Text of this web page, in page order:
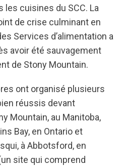
les cuisines du SCC. La
de crise culminant en
Services d’alimentation a
avoir été sauvagement
de Stony Mountain.
ont organisé plusieurs
réussis devant
Mountain, au Manitoba,
Bay, en Ontario et
à Abbotsford, en
site qui comprend